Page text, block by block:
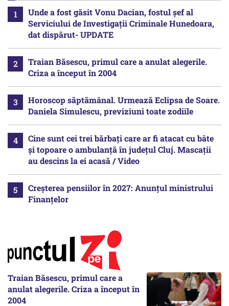
Unde a fost găsit Vonu Dacian, fostul șef al
Serviciului de Investigații Criminale Hunedoara,
dat dispărut- UPDATE
Traian Băsescu, primul care a anulat alegerile.
Criza a început în 2004
Horoscop săptămânal. Urmează Eclipsa de Soare.
Daniela Simulescu, previziuni toate zodiile
Cine sunt cei trei bărbați care ar fi atacat cu bâte
și topoare o ambulanță în județul Cluj. Mascații
au descins la ei acasă / Video
Creșterea pensiilor în 2027: Anunțul ministrului
Finanțelor
Traian Băsescu, primul care a
anulat alegerile. Criza a început în
2004